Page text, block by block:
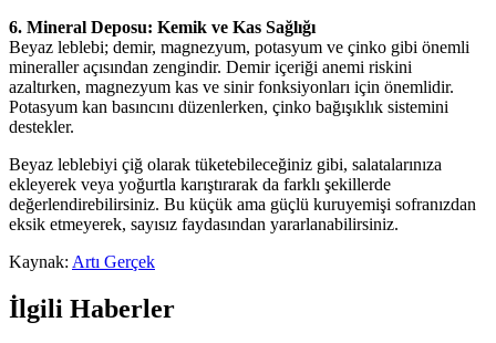
6. Mineral Deposu: Kemik ve Kas Sağlığı
Beyaz leblebi; demir, magnezyum, potasyum ve çinko gibi önemli
mineraller açısından zengindir. Demir içeriği anemi riskini
azaltırken, magnezyum kas ve sinir fonksiyonları için önemlidir.
Potasyum kan basıncını düzenlerken, çinko bağışıklık sistemini
destekler.
Beyaz leblebiyi çiğ olarak tüketebileceğiniz gibi, salatalarınıza
ekleyerek veya yoğurtla karıştırarak da farklı şekillerde
değerlendirebilirsiniz. Bu küçük ama güçlü kuruyemişi sofranızdan
eksik etmeyerek, sayısız faydasından yararlanabilirsiniz.
Kaynak: Artı Gerçek
İlgili Haberler